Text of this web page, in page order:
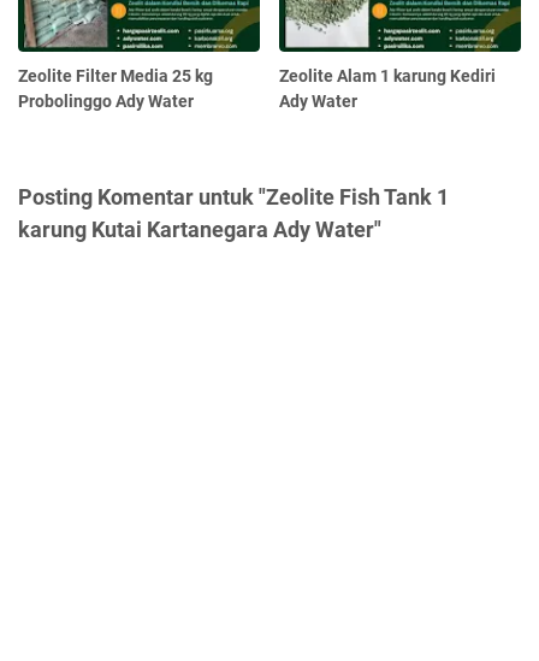
Zeolite Filter Media 25 kg
Probolinggo Ady Water
Zeolite Alam 1 karung Kediri
Ady Water
Posting Komentar untuk "Zeolite Fish Tank 1
karung Kutai Kartanegara Ady Water"